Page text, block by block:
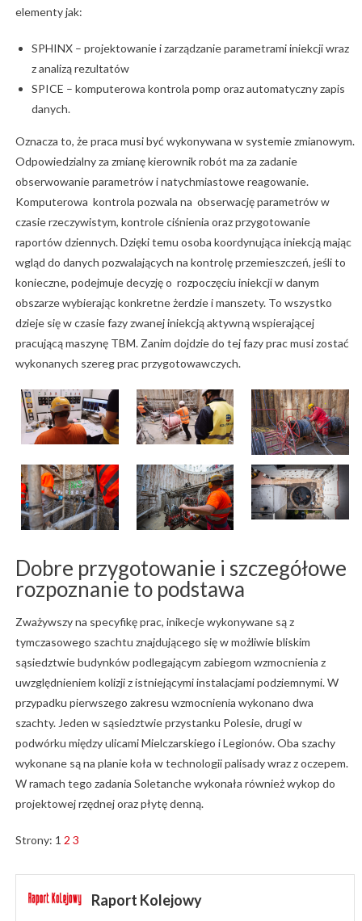
elementy jak:
SPHINX – projektowanie i zarządzanie parametrami iniekcji wraz
z analizą rezultatów
SPICE – komputerowa kontrola pomp oraz automatyczny zapis
danych.
Oznacza to, że praca musi być wykonywana w systemie zmianowym.
Odpowiedzialny za zmianę kierownik robót ma za zadanie
obserwowanie parametrów i natychmiastowe reagowanie.
Komputerowa kontrola pozwala na obserwację parametrów w
czasie rzeczywistym, kontrole ciśnienia oraz przygotowanie
raportów dziennych. Dzięki temu osoba koordynująca iniekcją mając
wgląd do danych pozwalających na kontrolę przemieszczeń, jeśli to
konieczne, podejmuje decyzję o rozpoczęciu iniekcji w danym
obszarze wybierając konkretne żerdzie i manszety. To wszystko
dzieje się w czasie fazy zwanej iniekcją aktywną wspierającej
pracującą maszynę TBM. Zanim dojdzie do tej fazy prac musi zostać
wykonanych szereg prac przygotowawczych.
Dobre przygotowanie i szczegółowe
rozpoznanie to podstawa
Zważywszy na specyfikę prac, inikecje wykonywane są z
tymczasowego szachtu znajdującego się w możliwie bliskim
sąsiedztwie budynków podlegającym zabiegom wzmocnienia z
uwzględnieniem kolizji z istniejącymi instalacjami podziemnymi. W
przypadku pierwszego zakresu wzmocnienia wykonano dwa
szachty. Jeden w sąsiedztwie przystanku Polesie, drugi w
podwórku między ulicami Mielczarskiego i Legionów. Oba szachy
wykonane są na planie koła w technologii palisady wraz z oczepem.
W ramach tego zadania Soletanche wykonała również wykop do
projektowej rzędnej oraz płytę denną.
Strony: 1 2 3
Raport Kolejowy